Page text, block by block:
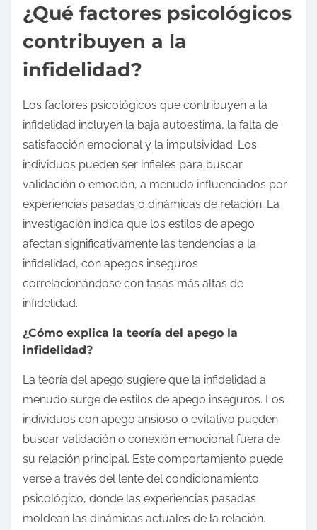
¿Qué factores psicológicos
contribuyen a la
infidelidad?
Los factores psicológicos que contribuyen a la
infidelidad incluyen la baja autoestima, la falta de
satisfacción emocional y la impulsividad. Los
individuos pueden ser infieles para buscar
validación o emoción, a menudo influenciados por
experiencias pasadas o dinámicas de relación. La
investigación indica que los estilos de apego
afectan significativamente las tendencias a la
infidelidad, con apegos inseguros
correlacionándose con tasas más altas de
infidelidad.
¿Cómo explica la teoría del apego la
infidelidad?
La teoría del apego sugiere que la infidelidad a
menudo surge de estilos de apego inseguros. Los
individuos con apego ansioso o evitativo pueden
buscar validación o conexión emocional fuera de
su relación principal. Este comportamiento puede
verse a través del lente del condicionamiento
psicológico, donde las experiencias pasadas
moldean las dinámicas actuales de la relación.